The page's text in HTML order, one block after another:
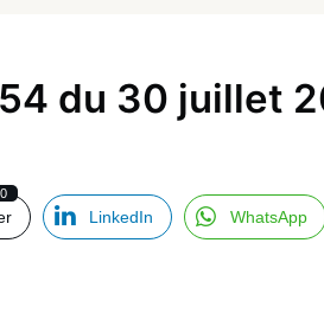
du 30 juillet
0
LinkedIn WhatsApp